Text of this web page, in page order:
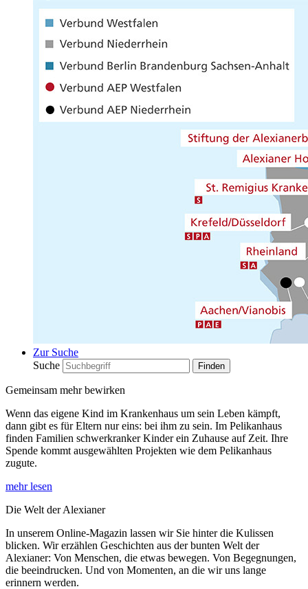
Zur Suche
Suche
Gemeinsam mehr bewirken
Wenn das eigene Kind im Krankenhaus um sein Leben kämpft,
dann gibt es für Eltern nur eins: bei ihm zu sein. Im Pelikanhaus
finden Familien schwerkranker Kinder ein Zuhause auf Zeit. Ihre
Spende kommt ausgewählten Projekten wie dem Pelikanhaus
zugute.
mehr lesen
Die Welt der Alexianer
In unserem Online-Magazin lassen wir Sie hinter die Kulissen
blicken. Wir erzählen Geschichten aus der bunten Welt der
Alexianer: Von Menschen, die etwas bewegen. Von Begegnungen,
die beeindrucken. Und von Momenten, an die wir uns lange
erinnern werden.